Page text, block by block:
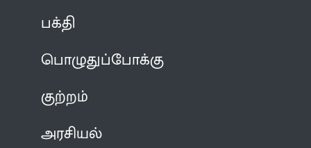
பக்தி
பொழுதுப்போக்கு
குற்றம்
அரசியல்